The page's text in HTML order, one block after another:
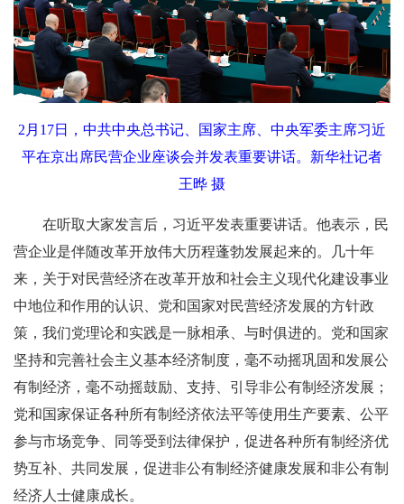
2月17日，中共中央总书记、国家主席、中央军委主席习近
平在京出席民营企业座谈会并发表重要讲话。新华社记者
王晔 摄
在听取大家发言后，习近平发表重要讲话。他表示，民
营企业是伴随改革开放伟大历程蓬勃发展起来的。几十年
来，关于对民营经济在改革开放和社会主义现代化建设事业
中地位和作用的认识、党和国家对民营经济发展的方针政
策，我们党理论和实践是一脉相承、与时俱进的。党和国家
坚持和完善社会主义基本经济制度，毫不动摇巩固和发展公
有制经济，毫不动摇鼓励、支持、引导非公有制经济发展；
党和国家保证各种所有制经济依法平等使用生产要素、公平
参与市场竞争、同等受到法律保护，促进各种所有制经济优
势互补、共同发展，促进非公有制经济健康发展和非公有制
经济人士健康成长。